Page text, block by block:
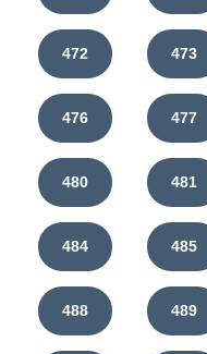
472 473
476 477
480 481
484 485
488 489